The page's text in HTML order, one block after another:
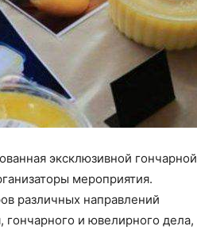
эксклюзивной гончарной
мероприятия.
различных направлений
гончарного и ювелирного дела,